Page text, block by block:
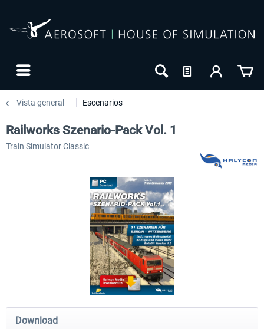
Vista general Escenarios
Just Trains - U-Bahn Hamburg U1 &
Railworks Szenario-Pack
Railworks Szenario-Pack Vol. 1
Train Simulator Classic
Download